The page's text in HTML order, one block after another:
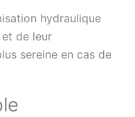
hydraulique
de leur
sereine en cas de